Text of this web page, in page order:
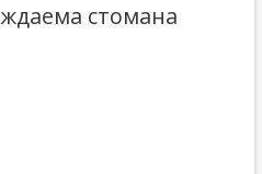
стомана